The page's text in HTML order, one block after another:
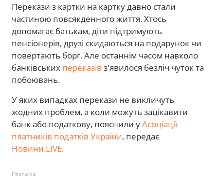
Перекази з картки на картку давно стали
частиною повсякденного життя. Хтось
допомагає батькам, діти підтримують
пенсіонерів, друзі скидаються на подарунок чи
повертають борг. Але останнім часом навколо
банківських переказів з'явилося безліч чуток та
побоювань.
У яких випадках перекази не викличуть
жодних проблем, а коли можуть зацікавити
банк або податкову, пояснили уАсоціації
платників податків України, передає
Новини.LIVE.
Реклама